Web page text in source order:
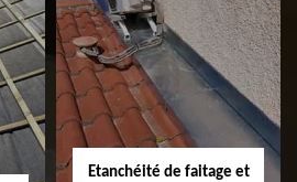
Etanchéité de faitage et